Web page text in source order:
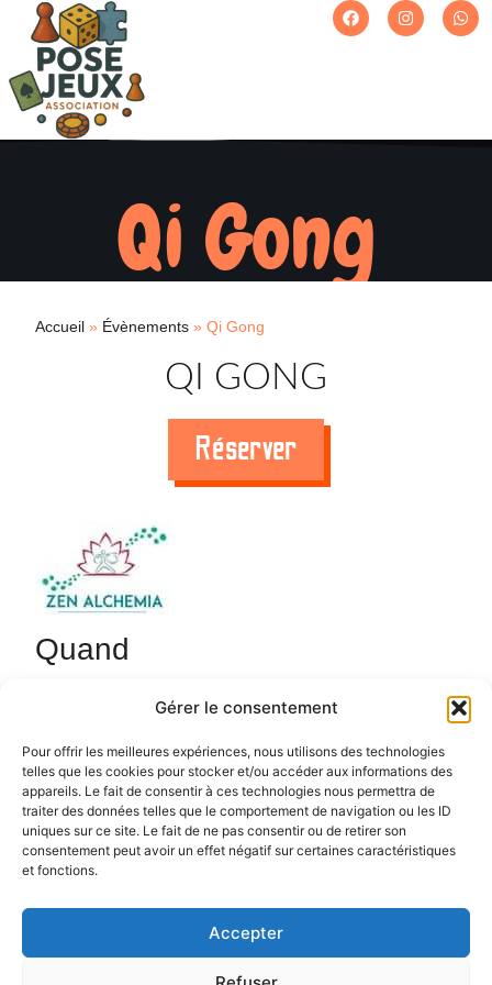
Gérer le consentement
Pour offrir les meilleures expériences, nous utilisons des technologies
telles que les cookies pour stocker et/ou accéder aux informations des
appareils. Le fait de consentir à ces technologies nous permettra de
traiter des données telles que le comportement de navigation ou les ID
uniques sur ce site. Le fait de ne pas consentir ou de retirer son
consentement peut avoir un effet négatif sur certaines caractéristiques
et fonctions.
Accepter
Qi Gong
Accueil » Évènements » Qi Gong
QI GONG
Réserver
Quand
24 novembre 2025
Ajouter au Calendrier
Télécharger ICS
Calendrier Google
Cours de Qi Gong de 18h45 à 20h15 avec Sébastien.
zenalchemia.com.